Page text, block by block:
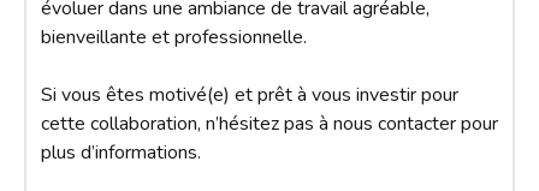
évoluer dans une ambiance de travail agréable,
bienveillante et professionnelle.
Si vous êtes motivé(e) et prêt à vous investir pour
cette collaboration, n’hésitez pas à nous contacter pour
plus d’informations.